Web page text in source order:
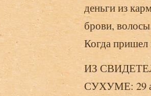
деньги из
брови,
Когда пришел
ИЗ
СУХУМЕ: 29